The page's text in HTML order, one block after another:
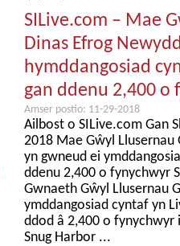
SILive.com – Mae
Dinas Efrog
hymddangosiad
gan ddenu 2,400 o
Amser postio: 11-29-2018
Ailbost o SILive.com Gan
2018 Mae Gŵyl Llusernau
yn gwneud ei
ddenu 2,400 o fynychwyr
Gwnaeth Gŵyl Llusernau
ymddangosiad cyntaf yn
ddod â 2,400 o
Snug Harbor ...